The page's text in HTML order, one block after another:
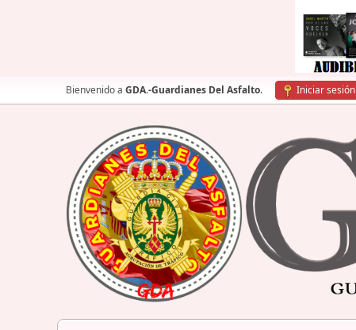
Bienvenido a GDA.-Guardianes Del Asfalto. Iniciar sesión